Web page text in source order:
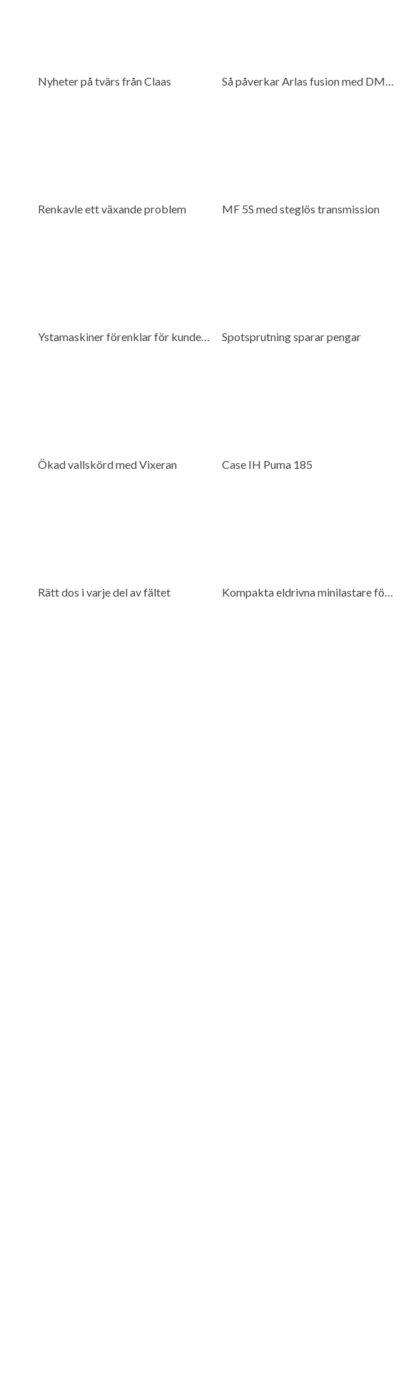
Nyheter på tvärs från Claas Så påverkar Arlas fusion med DMK mjölkproducenter
Renkavle ett växande problem MF 5S med steglös transmission
Ystamaskiner förenklar för kunderna Spotsprutning sparar pengar
Ökad vallskörd med Vixeran Case IH Puma 185
Rätt dos i varje del av fältet Kompakta eldrivna minilastare för många miljöer